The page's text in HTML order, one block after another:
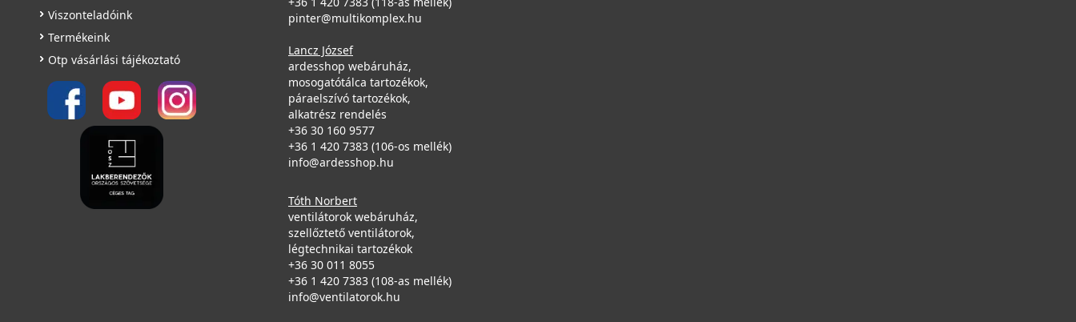
Viszonteladóink
Termékeink
Otp vásárlási tájékoztató
pinter@multikomplex.hu
Lancz József
ardesshop webáruház,
mosogatótálca tartozékok,
páraelszívó tartozékok,
alkatrész rendelés
+36 30 160 9577
+36 1 420 7383 (106-os mellék)
info@ardesshop.hu
Tóth Norbert
ventilátorok webáruház,
szellőztető ventilátorok,
légtechnikai tartozékok
+36 30 011 8055
+36 1 420 7383 (108-as mellék)
info@ventilatorok.hu